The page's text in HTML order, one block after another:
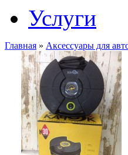
Услуги
Главная » Аксессуары для